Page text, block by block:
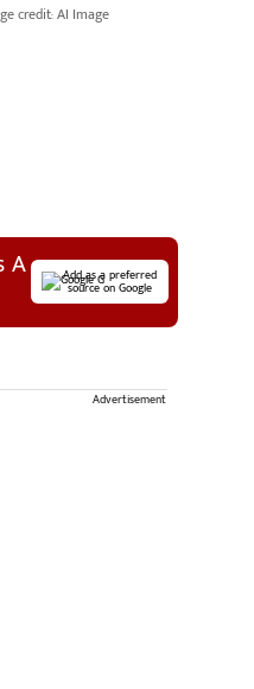
credit: AI Image
A
Add as a preferred
source on Google
Advertisement